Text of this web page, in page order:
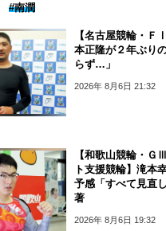
#南潤
【名古屋競輪・
本正隆が２年ぶり
らず…」
2026年 8月6日 21:32
【和歌山競輪・Ｇ
ト支援競輪】滝
予感「すべて見直
著
2026年 8月6日 19:32